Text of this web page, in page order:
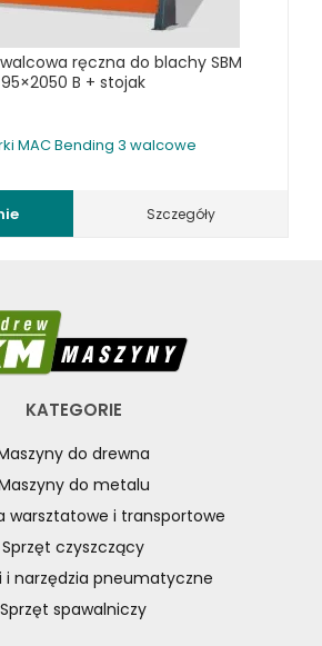
ręczna do blachy SBM
95×2050 B + stojak
MAC Bending 3 walcowe
Szczegóły
KATEGORIE
do drewna
do metalu
warsztatowe i transportowe
Sprzęt czyszczący
i narzędzia pneumatyczne
Sprzęt spawalniczy